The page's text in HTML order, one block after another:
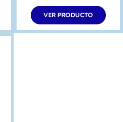
VER PRODUCTO